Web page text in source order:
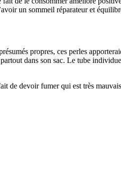
un sommeil réparateur et
propres, ces perles
dans son sac. Le tube
de devoir fumer qui est très